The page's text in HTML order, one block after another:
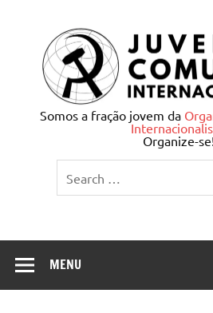
Juventude
Somos a fração jovem da
Organize-
MENU